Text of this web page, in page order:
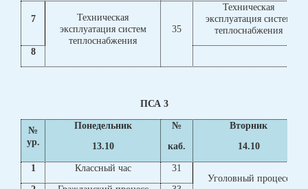
7
Техническая
эксплуатация систем
теплоснабжения
35
Техническая
эксплуатация систем
теплоснабжения
8
ПСА 3
№
ур.
Понедельник
13.10
№
каб.
Вторник
14.10
1
Классный час
31
Уголовный процесс